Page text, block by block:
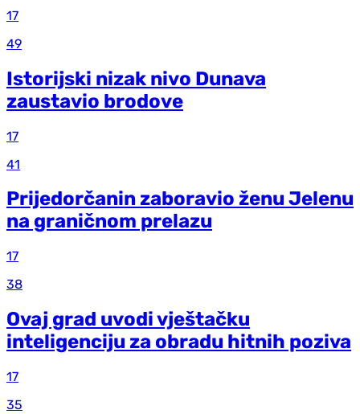
17
49
Istorijski nizak nivo Dunava
zaustavio brodove
17
41
Prijedorčanin zaboravio ženu Jelenu
na graničnom prelazu
17
38
Ovaj grad uvodi vještačku
inteligenciju za obradu hitnih poziva
17
35